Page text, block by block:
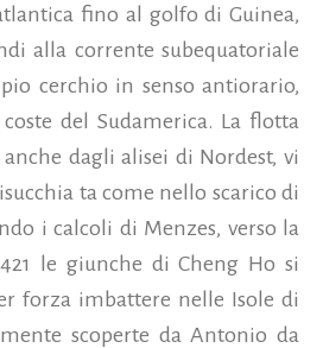
fino al golfo di Guinea,
alla corrente subequatoriale
cerchio in senso antiorario,
del Sudamerica. La flotta
anche dagli alisei di Nordest, vi
ta come nello scarico di
i calcoli di Menzes, verso la
le giunche di Cheng Ho si
forza imbattere nelle Isole di
scoperte da Antonio da